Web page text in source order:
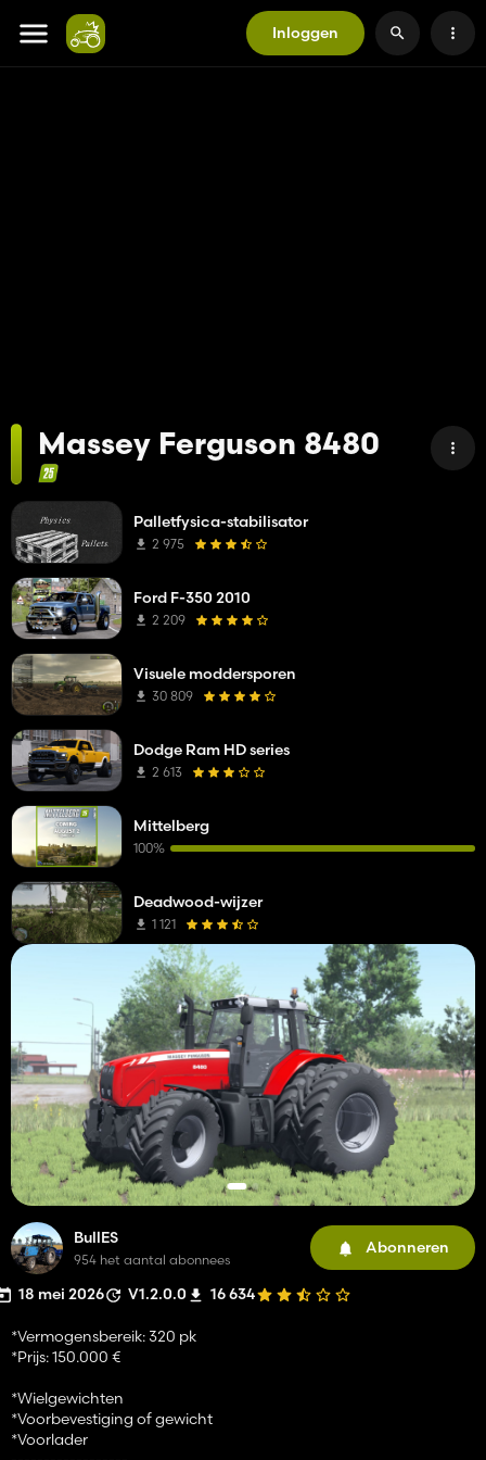
Inloggen
Massey Ferguson 8480
BullES
954 het aantal abonnees
Abonneren
18 mei 2026 V1.2.0.0 16 634
*Vermogensbereik: 320 pk
*Prijs: 150.000 €
*Wielgewichten
*Voorbevestiging of gewicht
*Voorlader
Palletfysica-stabilisator
2 975
Ford F-350 2010
2 209
Visuele moddersporen
30 809
Dodge Ram HD series
2 613
Mittelberg
100%
Deadwood-wijzer
1 121